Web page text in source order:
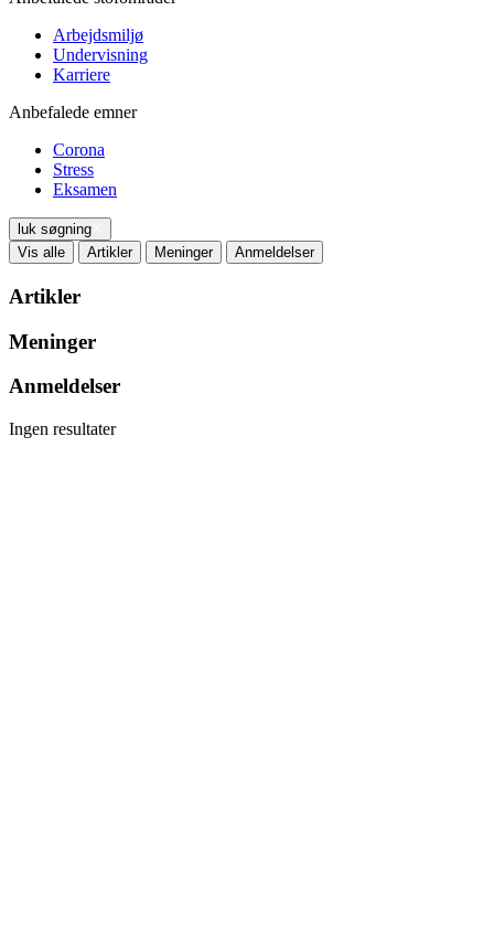
Arbejdsmiljø
Undervisning
Karriere
Anbefalede emner
Corona
Stress
Eksamen
luk søgning
Vis alle
Artikler Meninger Anmeldelser
Artikler
Meninger
Anmeldelser
Ingen resultater